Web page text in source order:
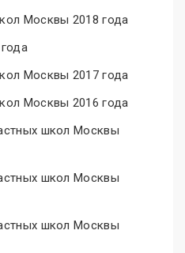
Москвы 2018 года
Москвы 2017 года
Москвы 2016 года
школ Москвы
школ Москвы
школ Москвы